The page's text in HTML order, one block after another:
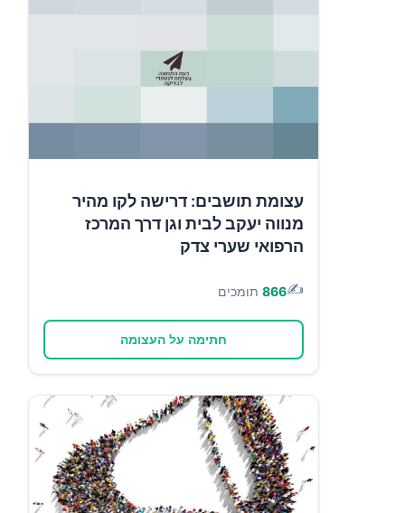
עצומת תושבים: דרישה לקו מהיר
מנווה יעקב לבית וגן דרך המרכז
הרפואי שערי צדק
✍️
866 תומכים
חתימה על העצומה